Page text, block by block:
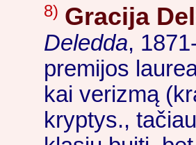
8) Gracija
Deledda,
premijos
kai verizmą
kryptys.,